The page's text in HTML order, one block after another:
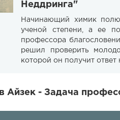
Неддринга"
Начинающий химик
ученой степени, а ее
профессора
решил проверить
которой он получит ответ
Айзек - Задача